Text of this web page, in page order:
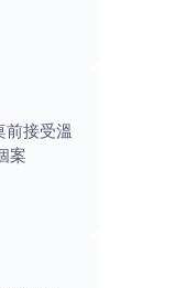
前接受溫
案